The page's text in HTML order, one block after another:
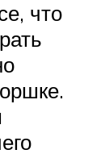
что